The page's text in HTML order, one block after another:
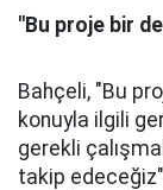
"Bu proje bir
Bahçeli, "Bu
konuyla ilgili
gerekli
takip